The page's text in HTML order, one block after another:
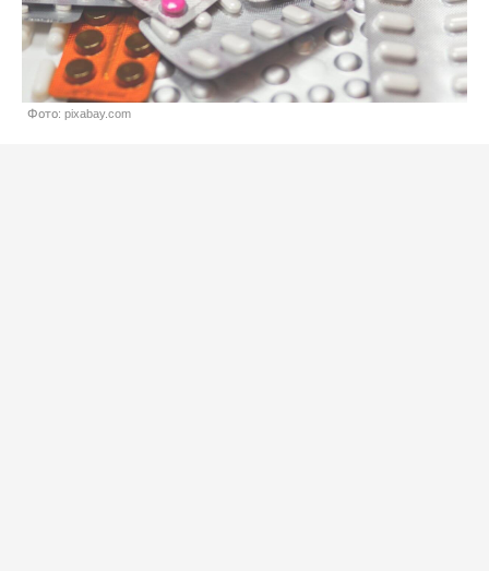
Фото: pixabay.com